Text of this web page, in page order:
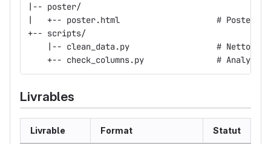
|-- poster/
|   +-- poster.html                    # Poster
+-- scripts/
|-- clean_data.py                  #
+-- check_columns.py               # Analyse
Livrables
Livrable Format Statut